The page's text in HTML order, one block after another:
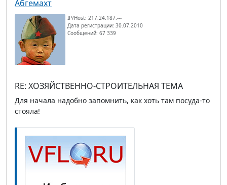
Абгемахт
IP/Host: 217.24.187.---
Дата регистрации: 30.07.2010
Сообщений: 67 339
RE: ХОЗЯЙСТВЕННО-СТРОИТЕЛЬНАЯ ТЕМА
Для начала надобно запомнить, как хоть там посуда-то
стояла!